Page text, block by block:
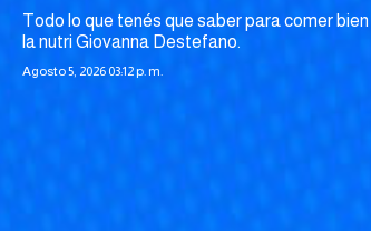
Todo lo que tenés que saber para comer
la nutri Giovanna Destefano.
Agosto 5, 2026 03:12 p. m.